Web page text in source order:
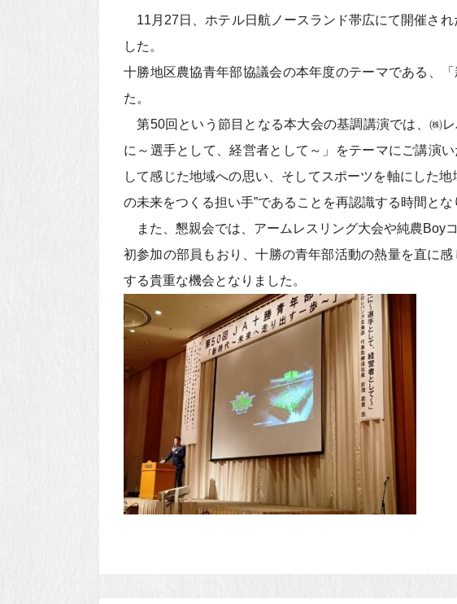
11月27日、ホテル日航ノースランド帯広にて開催さ
した。
十勝地区農協青年部協議会の本年度のテーマである、
た。
第50回という節目となる本大会の基調講演では、㈱
に～選手として、経営者として～」をテーマにご講演
して感じた地域への思い、そしてスポーツを軸にした
の未来をつくる担い手”であることを再認識する時間とな
また、懇親会では、アームレスリング大会や純農Boy
初参加の部員もおり、十勝の青年部活動の熱量を直に
する貴重な機会となりました。